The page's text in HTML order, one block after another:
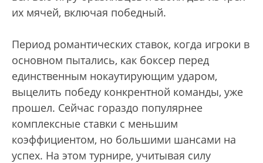
их мячей, включая победный.
Период романтических ставок, когда игроки в
основном пытались, как боксер перед
единственным нокаутирующим ударом,
выцелить победу конкрентной команды, уже
прошел. Сейчас гораздо популярнее
комплексные ставки с меньшим
коэффициентом, но большими шансами на
успех. На этом турнире, учитывая силу